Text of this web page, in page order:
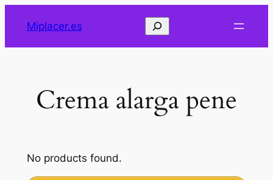
Miplacer.es Buscar
Crema alarga pene
No products found.